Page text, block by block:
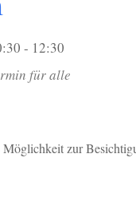
- 12:30
für alle
Möglichkeit zur